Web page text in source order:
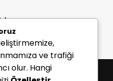
ve trafiği
olur. Hangi